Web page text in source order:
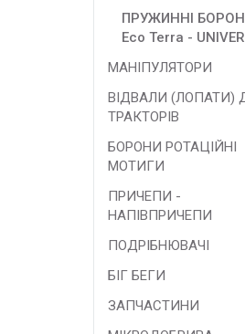
ПРУЖИННІ
Eco Terra -
МАНІПУЛЯТОРИ
ВІДВАЛИ (ЛОПАТИ)
ТРАКТОРІВ
БОРОНИ РОТАЦІЙНІ
МОТИГИ
ПРИЧЕПИ -
НАПІВПРИЧЕПИ
ПОДРІБНЮВАЧІ
БІГ БЕГИ
ЗАПЧАСТИНИ